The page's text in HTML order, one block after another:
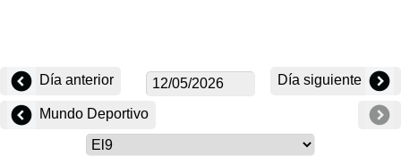
Día anterior Día siguiente
Mundo Deportivo